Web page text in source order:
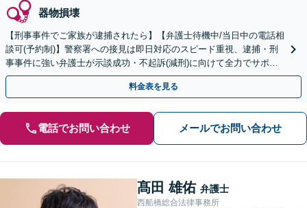
器物損壊
【刑事事件でご家族が逮捕されたら】【弁護士待機中/当日中の電話相
談可(予約制)】警察署への接見は即日対応のスピード重視、逮捕・刑
事事件に強い弁護士が示談成功・不起訴(減刑)に向けて全力でサポー
トします。【加害者側の相談専門】
料金表を見る
電話でお問い合わせ メールでお問い合わせ
髙田 雄佑 弁護士
西船橋総合法律事務所